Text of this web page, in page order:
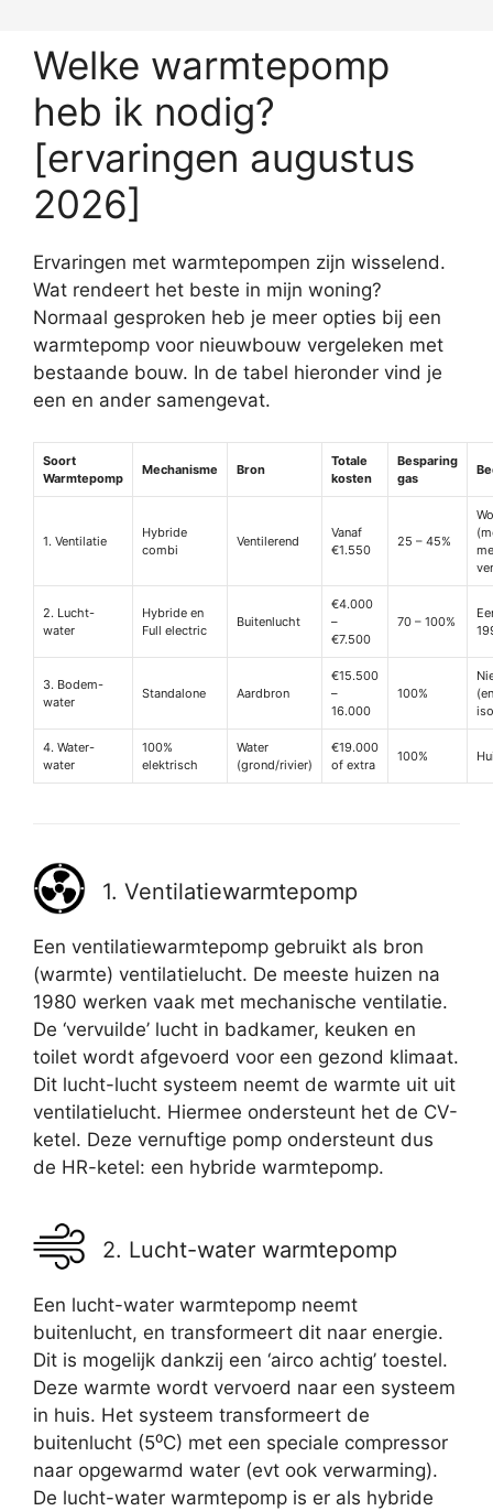
Welke warmtepomp
heb ik nodig?
[ervaringen augustus
2026]
Ervaringen met warmtepompen zijn wisselend.
Wat rendeert het beste in mijn woning?
Normaal gesproken heb je meer opties bij een
warmtepomp voor nieuwbouw vergeleken met
bestaande bouw. In de tabel hieronder vind je
een en ander samengevat.
Soort
Warmtepomp
Mechanisme Bron
Totale
kosten
Besparing
gas
1. Ventilatie
Hybride
combi
Ventilerend
Vanaf
€1.550
25 – 45%
2. Lucht-
water
Hybride en
Full electric
Buitenlucht
€4.000
–
€7.500
70 – 100%
3. Bodem-
water
Standalone Aardbron
€15.500
–
16.000
100%
4. Water-
water
100%
elektrisch
Water
(grond/rivier)
€19.000
of extra
100%
1. Ventilatiewarmtepomp
Een ventilatiewarmtepomp gebruikt als bron
(warmte) ventilatielucht. De meeste huizen na
1980 werken vaak met mechanische ventilatie.
De ‘vervuilde’ lucht in badkamer, keuken en
toilet wordt afgevoerd voor een gezond klimaat.
Dit lucht-lucht systeem neemt de warmte uit uit
ventilatielucht. Hiermee ondersteunt het de CV-
ketel. Deze vernuftige pomp ondersteunt dus
de HR-ketel: een hybride warmtepomp.
2. Lucht-water warmtepomp
Een lucht-water warmtepomp neemt
buitenlucht, en transformeert dit naar energie.
Dit is mogelijk dankzij een ‘airco achtig’ toestel.
Deze warmte wordt vervoerd naar een systeem
in huis. Het systeem transformeert de
buitenlucht (5⁰C) met een speciale compressor
naar opgewarmd water (evt ook verwarming).
De lucht-water warmtepomp is er als hybride